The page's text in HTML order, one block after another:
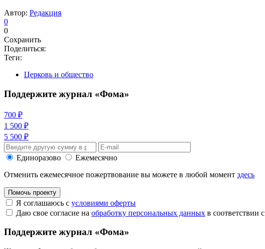
Автор: Редакция
0
0
Сохранить
Поделиться:
Теги:
Церковь и общество
Поддержите журнал «Фома»
700 ₽
1 500 ₽
5 500 ₽
Единоразово
Ежемесячно
Отменить ежемесячное пожертвование вы можете в любой момент здесь
Помочь проекту
Я соглашаюсь с условиями оферты
Даю свое согласие на обработку персональных данных в соответствии с
Поддержите журнал «Фома»